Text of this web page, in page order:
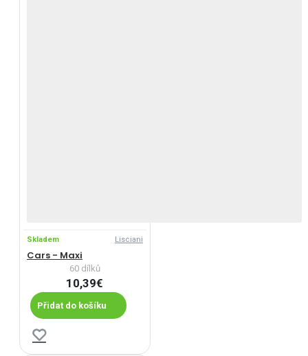
Skladem Lisciani
Cars - Maxi
60 dílků
10,39€
Přidat do košíku